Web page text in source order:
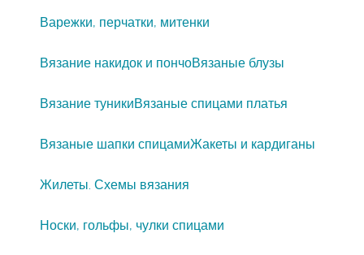
Варежки, перчатки, митенки
Вязание накидок и пончоВязаные блузы
Вязание туникиВязаные спицами платья
Вязаные шапки спицамиЖакеты и кардиганы
Жилеты. Схемы вязания
Носки, гольфы, чулки спицами